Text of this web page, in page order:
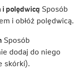
i polędwicą Sposób
i obłóż polędwicą.
Sposób
dodaj do niego
skórki).